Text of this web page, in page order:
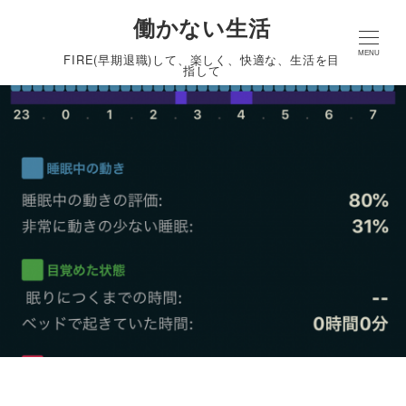
働かない生活
FIRE(早期退職)して、楽しく、快適な、生活を目
指して
MENU